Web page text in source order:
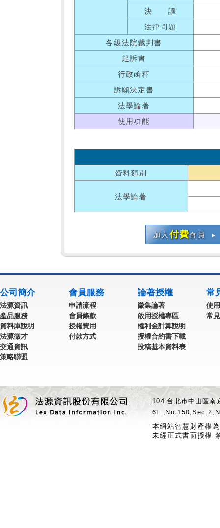
決 議
法律問題
各級法院裁判書
起訴書
行政函釋
訴願決定書
法學論著
使用功能
資料類別
法學論著
加入付費會員
公司簡介
法源資訊
產品服務
資料庫說明
法源徵才
交通資訊
策略聯盟
會員服務
申請流程
會員條款
授權費用
付款方式
論著授權
徵集論著
啟用授權專區
權利金計算說明
授權合約書下載
投稿基本資料表
常
使
常
104 台北市中山區
本網站智慧財產權
未經正式書面授權